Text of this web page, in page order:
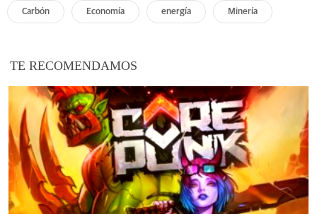
Carbón Economía energía Minería
TE RECOMENDAMOS